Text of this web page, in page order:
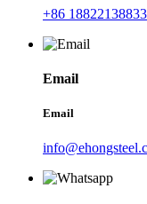
+86 18822138833
Email
Email